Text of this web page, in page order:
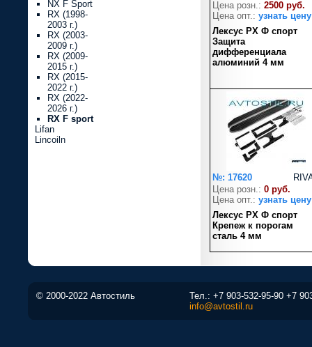
Цена розн.: 2500 руб.
Цена опт.: узнать цену
Лексус РХ Ф спорт
Защита
дифференциала
алюминий 4 мм
№: 17620
Цена розн.: 0 руб.
Цена опт.: узнать цену
Лексус РХ Ф спорт
Крепеж к порогам
сталь 4 мм
NX F Sport
RX (1998-
2003 г.)
RX (2003-
2009 г.)
RX (2009-
2015 г.)
RX (2015-
2022 г.)
RX (2022-
2026 г.)
RX F sport
Lifan
Lincoiln
© 2000-2022 Автостиль Тел.: +7 903-532-95-90 +7
info@avtostil.ru